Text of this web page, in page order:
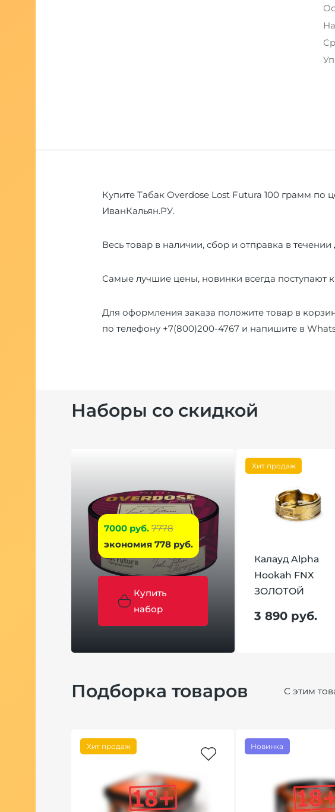
Купите Табак Overdose Lost Futura 100 грамм по
ИванКальян.РУ.
Весь товар в наличии, сбор и отправка в течении
Самые лучшие цены, новинки всегда поступают
Для оформления заказа положите товар в
по телефону +7(800)200-4767 и напишите в
Наборы со скидкой
7000 руб. 7778
экономия 778 руб.
Купить
набор
Хит продаж
Калауд Alpha
Hookah FNX
ЗОЛОТОЙ
3 890 руб.
Подборка товаров С этим
Хит продаж Новинка